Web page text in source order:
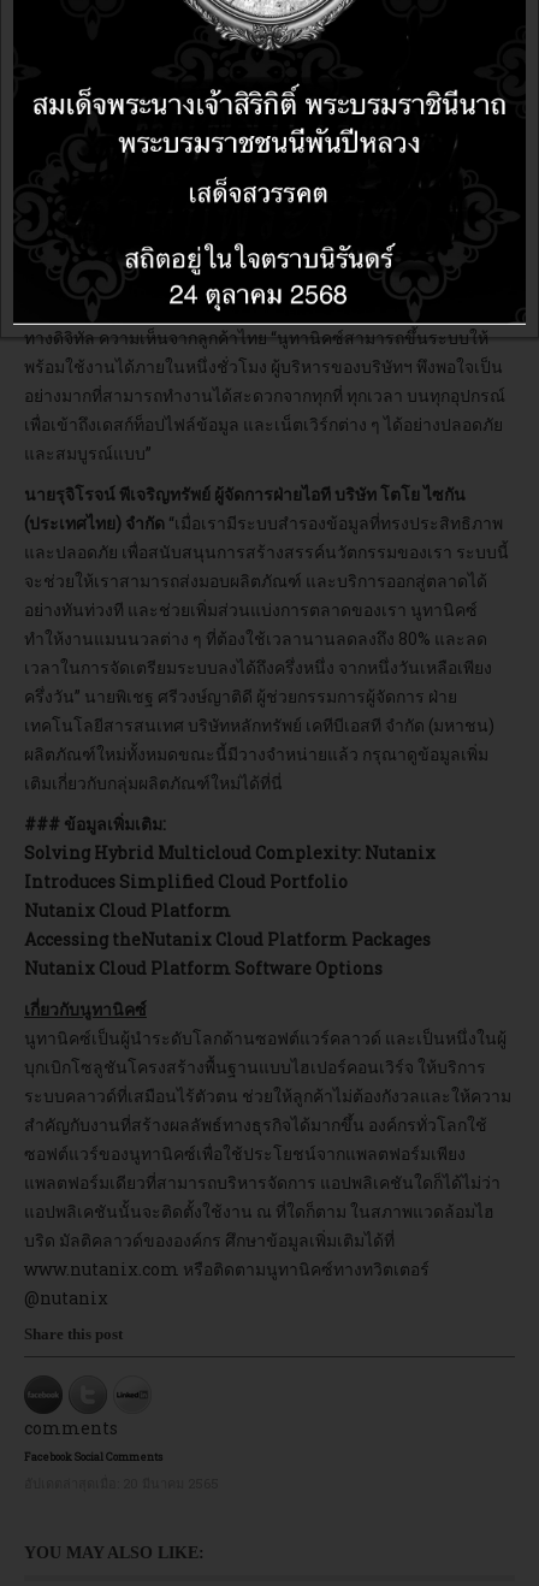
เทคโนโลยี HCI และเอดจ์คอมพิวติ้งสำหรับโครงสร้างพื้นฐานการ
ผลิตในอนาคต เราตั้งตารอกลุ่มผลิตภัณฑ์ใหม่ของ Nutanix Cloud
โลก เพิ่มประสิทธิภาพการดำเนินงาน รักษาความปลอดภัยโครงสร้าง
พื้นฐานด้านข้อมูล รวมถึงรองรับความต่อเนื่องทางธุรกิจที่แข็งแกร่ง
และทำให้ขั้นตอนส่วนขยายการทำดิจิทัลทรานส์ฟอร์เมชันของเรา
มาซาโอะ ซัมเบะ ประธานเจ้าหน้าที่ฝ่ายดิจิทัล แผนกดิจิทัลทรานส์ฟ
อร์เมชัน มิตซุย เคมิคัล อิงค์บริการด้านคลาวด์เป็นหนึ่งในตัวขับ
เคลื่อนที่สำคัญที่สุดของเศรษฐกิจดิจิทัลของประเทศไทย ในแง่ธุรกิจ
เห็นว่าคลาวด์คอมพิวติ้งเป็นเครื่องมือที่อยู่เบื้องหลังการเปลี่ยนแปลง
ทางดิจิทัล ความเห็นจากลูกค้าไทย “นูทานิคซ์สามารถขึ้นระบบให้
พร้อมใช้งานได้ภายในหนึ่งชั่วโมง ผู้บริหารของบริษัทฯ พึงพอใจเป็น
อย่างมากที่สามารถทำงานได้สะดวกจากทุกที่ ทุกเวลา บนทุกอุปกรณ์
เพื่อเข้าถึงเดสก์ท็อปไฟล์ข้อมูล และเน็ตเวิร์กต่าง ๆ ได้อย่างปลอดภัย
และสมบูรณ์แบบ”
นายรุจิโรจน์ พีเจริญทรัพย์ ผู้จัดการฝ่ายไอที บริษัท โตโย ไซกัน
(ประเทศไทย) จำกัด “เมื่อเรามีระบบสำรองข้อมูลที่ทรงประสิทธิภาพ
และปลอดภัย เพื่อสนับสนุนการสร้างสรรค์นวัตกรรมของเรา ระบบนี้
จะช่วยให้เราสามารถส่งมอบผลิตภัณฑ์ และบริการออกสู่ตลาดได้
อย่างทันท่วงที และช่วยเพิ่มส่วนแบ่งการตลาดของเรา นูทานิคซ์
ทำให้งานแมนนวลต่าง ๆ ที่ต้องใช้เวลานานลดลงถึง 80% และลด
เวลาในการจัดเตรียมระบบลงได้ถึงครึ่งหนึ่ง จากหนึ่งวันเหลือเพียง
ครึ่งวัน” นายพิเชฐ ศรีวงษ์ญาติดี ผู้ช่วยกรรมการผู้จัดการ ฝ่าย
เทคโนโลยีสารสนเทศ บริษัทหลักทรัพย์ เคทีบีเอสที จำกัด (มหาชน)
ผลิตภัณฑ์ใหม่ทั้งหมดขณะนี้มีวางจำหน่ายแล้ว กรุณาดูข้อมูลเพิ่ม
เติมเกี่ยวกับกลุ่มผลิตภัณฑ์ใหม่ได้ที่นี่
### ข้อมูลเพิ่มเติม:
Solving Hybrid Multicloud Complexity: Nutanix
Introduces Simplified Cloud Portfolio
Nutanix Cloud Platform
Accessing theNutanix Cloud Platform Packages
Nutanix Cloud Platform Software Options
เกี่ยวกับนูทานิคซ์
นูทานิคซ์เป็นผู้นำระดับโลกด้านซอฟต์แวร์คลาวด์ และเป็นหนึ่งในผู้
บุกเบิกโซลูชันโครงสร้างพื้นฐานแบบไฮเปอร์คอนเวิร์จ ให้บริการ
ระบบคลาวด์ที่เสมือนไร้ตัวตน ช่วยให้ลูกค้าไม่ต้องกังวลและให้ความ
สำคัญกับงานที่สร้างผลลัพธ์ทางธุรกิจได้มากขึ้น องค์กรทั่วโลกใช้
ซอฟต์แวร์ของนูทานิคซ์เพื่อใช้ประโยชน์จากแพลตฟอร์มเพียง
แพลตฟอร์มเดียวที่สามารถบริหารจัดการ แอปพลิเคชันใดก็ได้ไม่ว่า
แอปพลิเคชันนั้นจะติดตั้งใช้งาน ณ ที่ใดก็ตาม ในสภาพแวดล้อมไฮ
บริด มัลติคลาวด์ขององค์กร ศึกษาข้อมูลเพิ่มเติมได้ที่
www.nutanix.com หรือติดตามนูทานิคซ์ทางทวิตเตอร์
@nutanix
Share this post
comments
Facebook Social Comments
YOU MAY ALSO LIKE: